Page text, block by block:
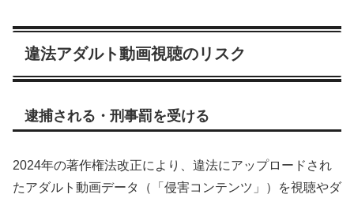
違法アダルト動画視聴のリスク
逮捕される・刑事罰を受ける
2024年の著作権法改正により、違法にアップロードされ
たアダルト動画データ（「侵害コンテンツ」）を視聴やダ